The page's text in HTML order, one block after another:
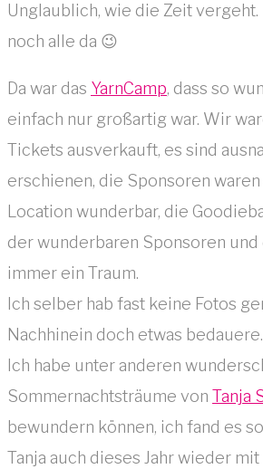
Unglaublich, wie die Zeit vergeht.
noch alle da 😉
Da war das YarnCamp, dass so
einfach nur großartig war. Wir
Tickets ausverkauft, es sind
erschienen, die Sponsoren
Location wunderbar, die
der wunderbaren Sponsoren und
immer ein Traum.
Ich selber hab fast keine Fotos
Nachhinein doch etwas bedauere.
Ich habe unter anderen
Sommernachtsträume von Tanja
bewundern können, ich fand es
Tanja auch dieses Jahr wieder mit